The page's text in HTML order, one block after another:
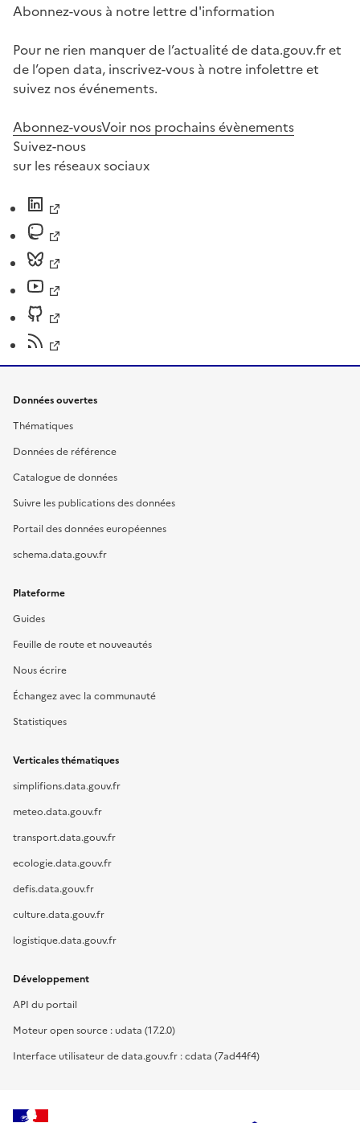
Abonnez-vous à notre lettre d'information
Pour ne rien manquer de l’actualité de data.gouv.fr et
de l’open data, inscrivez-vous à notre infolettre et
suivez nos événements.
Abonnez-vousVoir nos prochains évènements
Suivez-nous
sur les réseaux sociaux
Données ouvertes
Thématiques
Données de référence
Catalogue de données
Suivre les publications des données
Portail des données européennes
schema.data.gouv.fr
Plateforme
Guides
Feuille de route et nouveautés
Nous écrire
Échangez avec la communauté
Statistiques
Verticales thématiques
simplifions.data.gouv.fr
meteo.data.gouv.fr
transport.data.gouv.fr
ecologie.data.gouv.fr
defis.data.gouv.fr
culture.data.gouv.fr
logistique.data.gouv.fr
Développement
API du portail
Moteur open source : udata (17.2.0)
Interface utilisateur de data.gouv.fr : cdata (7ad44f4)